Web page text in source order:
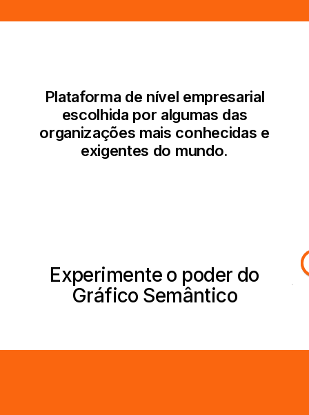
Plataforma de nível empresarial
escolhida por algumas das
organizações mais conhecidas e
exigentes do mundo.
Experimente o poder do
Gráfico Semântico